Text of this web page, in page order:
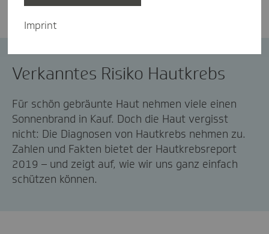
Verkanntes Risiko Hautkrebs
Für schön gebräunte Haut nehmen viele einen
Sonnenbrand in Kauf. Doch die Haut vergisst
nicht: Die Diagnosen von Hautkrebs nehmen zu.
Zahlen und Fakten bietet der Hautkrebsreport
2019 – und zeigt auf, wie wir uns ganz einfach
schützen können.
Imprint